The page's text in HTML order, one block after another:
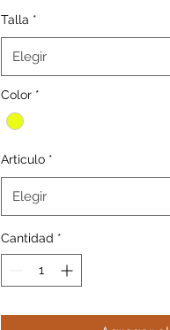
Talla *
Elegir
Color *
Articulo *
Elegir
Cantidad *